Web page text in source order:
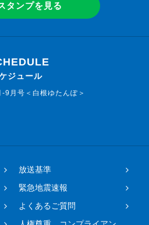
タンプを見る
ジュール
9月号＜白根ゆたんぽ＞
放送基準
緊急地震速報
よくあるご質問